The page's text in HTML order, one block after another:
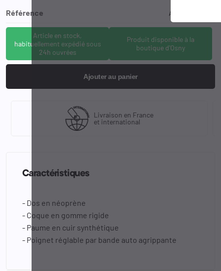
Référence ADN-6909-XS
Article en stock,
habituellement expédié sous
24h ouvrées
Produit disponible à la
boutique d'Osny
Ajouter au panier
Livraison en France
et international
Caractéristiques
- Dos en néoprène
- Coque en gomme rigide
- Paume en cuir synthétique
- Poignet réglable par bande auto agrippante